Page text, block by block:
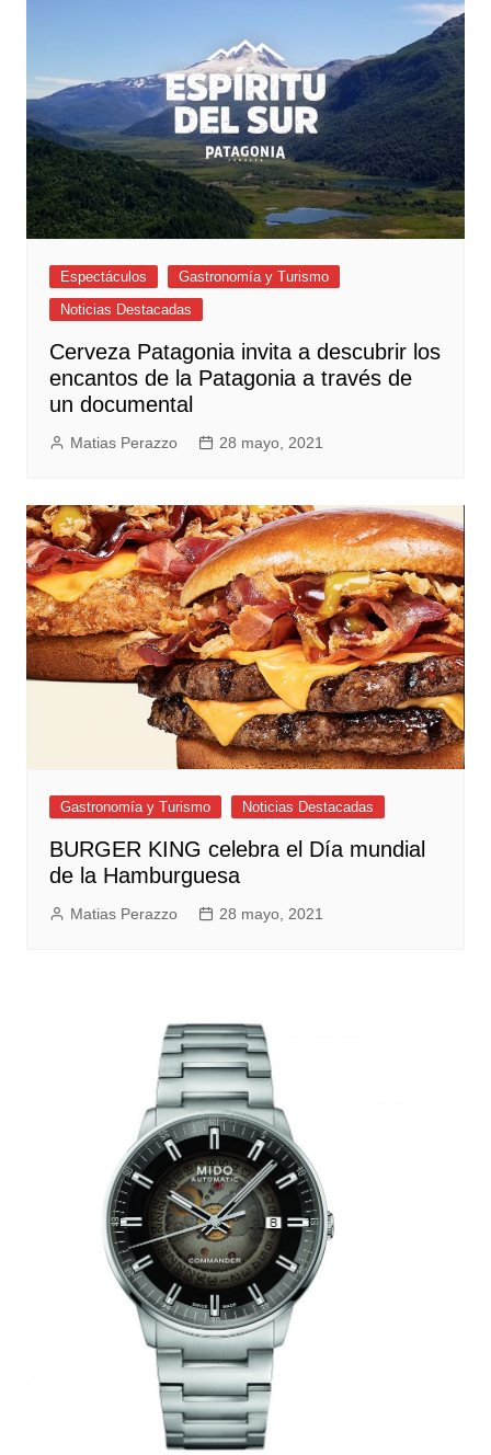
Espectáculos
Gastronomía y Turismo
Noticias Destacadas
Cerveza Patagonia invita a descubrir los
encantos de la Patagonia a través de
un documental
Matias Perazzo 28 mayo, 2021
Gastronomía y Turismo Noticias Destacadas
BURGER KING celebra el Día mundial
de la Hamburguesa
Matias Perazzo 28 mayo, 2021